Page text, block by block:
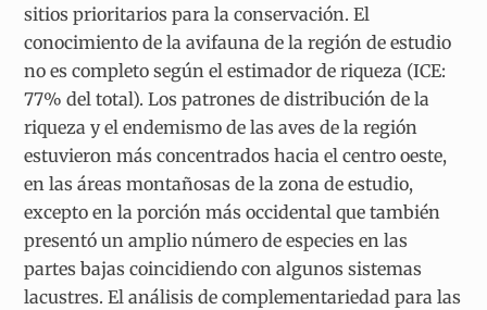
sitios prioritarios para la conservación. El
conocimiento de la avifauna de la región de estudio
no es completo según el estimador de riqueza (ICE:
77% del total). Los patrones de distribución de la
riqueza y el endemismo de las aves de la región
estuvieron más concentrados hacia el centro oeste,
en las áreas montañosas de la zona de estudio,
excepto en la porción más occidental que también
presentó un amplio número de especies en las
partes bajas coincidiendo con algunos sistemas
lacustres. El análisis de complementariedad para las